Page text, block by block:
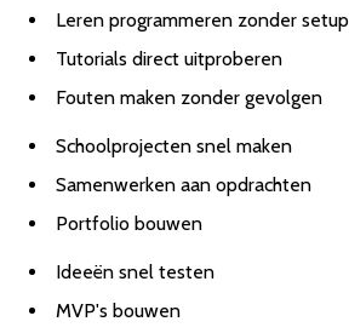
Leren programmeren zonder setup
Tutorials direct uitproberen
Fouten maken zonder gevolgen
Schoolprojecten snel maken
Samenwerken aan opdrachten
Portfolio bouwen
Ideeën snel testen
MVP's bouwen